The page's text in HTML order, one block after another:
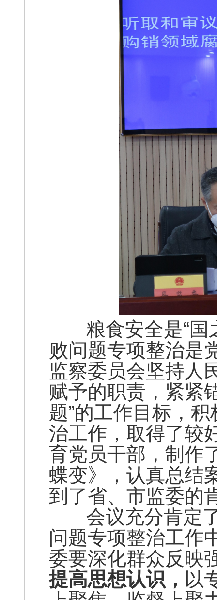
粮食安全是“国
败问题专项整治是
监察委员会坚持人
赋予的职责，紧紧
题”的工作目标，
治工作，取得了较
育党员干部，制作
蝶变》，认真总结
到了省、市监委的
会议充分肯定了
问题专项整治工作
委要深化群众反映
提高思想认识， 以